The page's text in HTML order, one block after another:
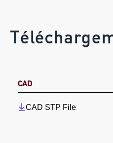
CAD
CAD STP File